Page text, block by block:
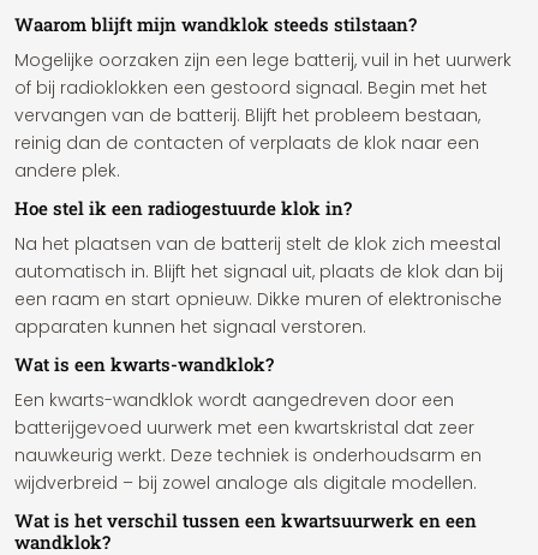
Waarom blijft mijn wandklok steeds stilstaan?
Mogelijke oorzaken zijn een lege batterij, vuil in het uurwerk
of bij radioklokken een gestoord signaal. Begin met het
vervangen van de batterij. Blijft het probleem bestaan,
reinig dan de contacten of verplaats de klok naar een
andere plek.
Hoe stel ik een radiogestuurde klok in?
Na het plaatsen van de batterij stelt de klok zich meestal
automatisch in. Blijft het signaal uit, plaats de klok dan bij
een raam en start opnieuw. Dikke muren of elektronische
apparaten kunnen het signaal verstoren.
Wat is een kwarts-wandklok?
Een kwarts-wandklok wordt aangedreven door een
batterijgevoed uurwerk met een kwartskristal dat zeer
nauwkeurig werkt. Deze techniek is onderhoudsarm en
wijdverbreid – bij zowel analoge als digitale modellen.
Wat is het verschil tussen een kwartsuurwerk en een
wandklok?